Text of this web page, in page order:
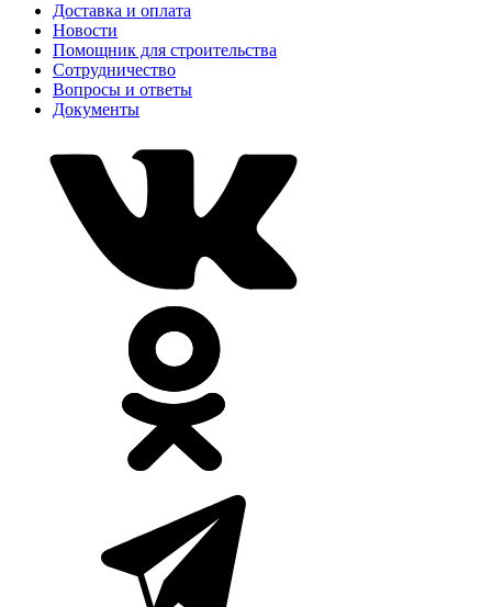
Доставка и оплата
Новости
Помощник для строительства
Сотрудничество
Вопросы и ответы
Документы